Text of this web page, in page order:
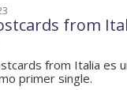
from
from Italia es
primer single.